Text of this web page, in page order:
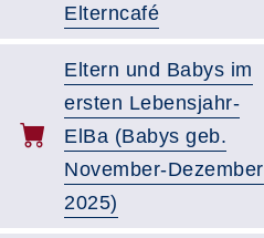
Elterncafé
Eltern und Babys im
ersten Lebensjahr-
ElBa (Babys geb.
November-Dezember
2025)